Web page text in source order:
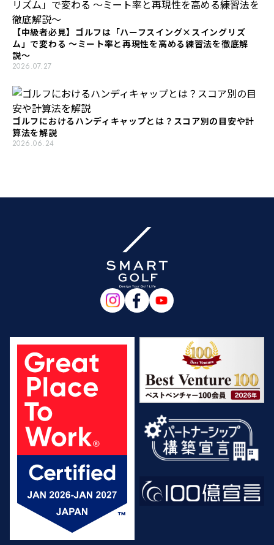
【中級者必見】ゴルフは「ハーフスイング×スイングリズ
ム」で変わる 〜ミート率と再現性を高める練習法を徹底解
説〜
2026.07.27
ゴルフにおけるハンディキャップとは？スコア別の目安や計
算法を解説
2026.06.24